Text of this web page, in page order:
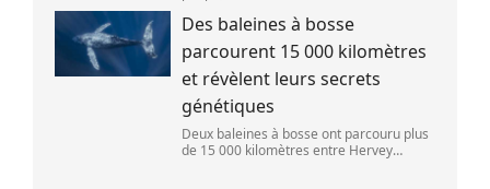
d\'Oak Street\". (APOLLONIA HILVERDA /
Des baleines à bosse
parcourent 15 000 kilomètres
et révèlent leurs secrets
génétiques
Deux baleines à bosse ont parcouru plus
de 15 000 kilomètres entre Hervey